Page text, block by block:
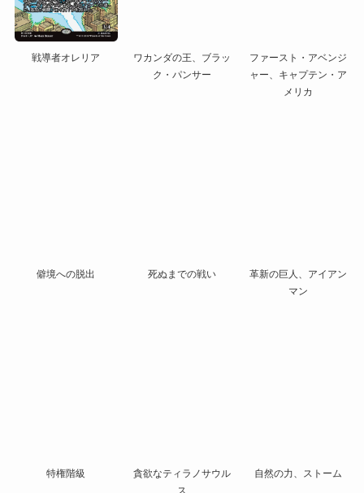
戦導者オレリア
ワカンダの王、ブラッ
ク・パンサー
ファースト・アベンジ
ャー、キャプテン・ア
メリカ
僻境への脱出 死ぬまでの戦い
革新の巨人、アイアン
マン
特権階級
貪欲なティラノサウル
ス
自然の力、ストーム